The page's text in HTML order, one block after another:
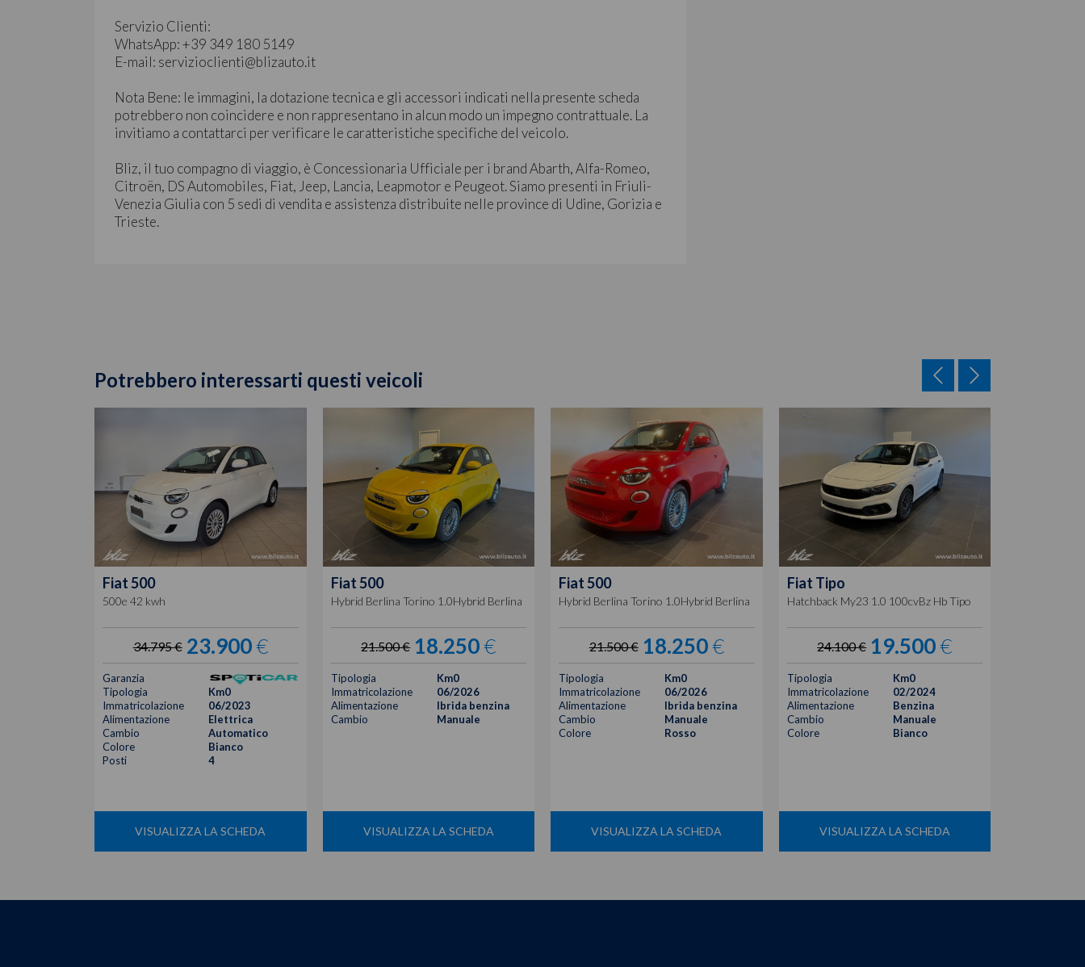
Servizio Clienti:
WhatsApp: +39 349 180 5149
E-mail: servizioclienti@blizauto.it
Nota Bene: le immagini, la dotazione tecnica e gli accessori indicati nella presente scheda
potrebbero non coincidere e non rappresentano in alcun modo un impegno contrattuale. La
invitiamo a contattarci per verificare le caratteristiche specifiche del veicolo.
Bliz, il tuo compagno di viaggio, è Concessionaria Ufficiale per i brand Abarth, Alfa-Romeo,
Citroën, DS Automobiles, Fiat, Jeep, Lancia, Leapmotor e Peugeot. Siamo presenti in Friuli-
Venezia Giulia con 5 sedi di vendita e assistenza distribuite nelle province di Udine, Gorizia e
Trieste.
Potrebbero interessarti questi veicoli
Fiat500
500e 42 kwh
34.795 € 23.900€
Garanzia
Tipologia
Km0
Immatricolazione
06/2023
Alimentazione
Elettrica
Cambio
Automatico
Colore
Bianco
Posti
4
VISUALIZZA LA SCHEDA
Fiat500
Hybrid Berlina Torino 1.0Hybrid Berlina
21.500 € 18.250€
Tipologia
Km0
Immatricolazione
06/2026
Alimentazione
Ibrida benzina
Cambio
Manuale
VISUALIZZA LA SCHEDA
Fiat500
Hybrid Berlina Torino 1.0Hybrid Berlina
21.500 € 18.250€
Tipologia
Km0
Immatricolazione
06/2026
Alimentazione
Ibrida benzina
Cambio
Manuale
Colore
Rosso
VISUALIZZA LA SCHEDA
Fiat Tipo
Hatchback My23 1.0 100cvBz Hb Tipo
24.100 € 19.500€
Tipologia
Km0
Immatricolazione
02/2024
Alimentazione
Benzina
Cambio
Manuale
Colore
Bianco
VISUALIZZA LA SCHEDA